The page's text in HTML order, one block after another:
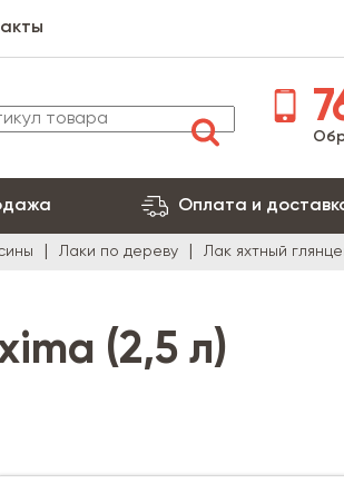
Оплата и
Лаки по дереву Лак яхтный
(2,5 л)